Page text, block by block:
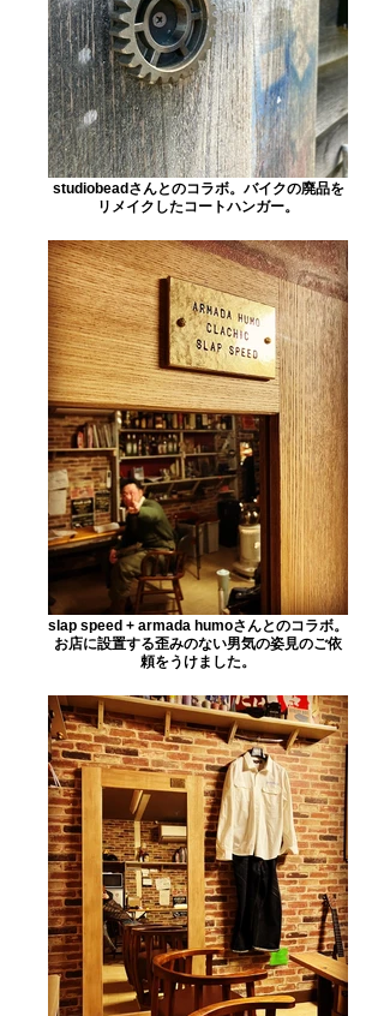
studiobeadさんとのコラボ。バイクの廃品を
リメイクしたコートハンガー。
slap speed + armada humoさんとのコラボ。
お店に設置する歪みのない男気の姿見のご依
頼をうけました。